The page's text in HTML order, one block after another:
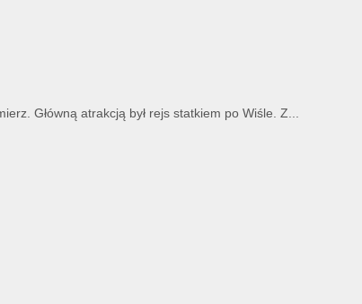
Główną atrakcją był rejs statkiem po Wiśle. Z...